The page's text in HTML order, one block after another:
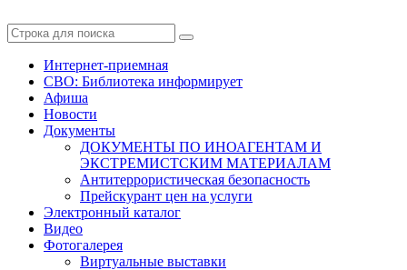
Интернет-приемная
СВО: Библиотека информирует
Афиша
Новости
Документы
ДОКУМЕНТЫ ПО ИНОАГЕНТАМ И
ЭКСТРЕМИСТСКИМ МАТЕРИАЛАМ
Антитеррористическая безопасность
Прейскурант цен на услуги
Электронный каталог
Видео
Фотогалерея
Виртуальные выставки